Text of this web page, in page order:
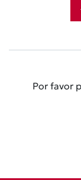
Por favor